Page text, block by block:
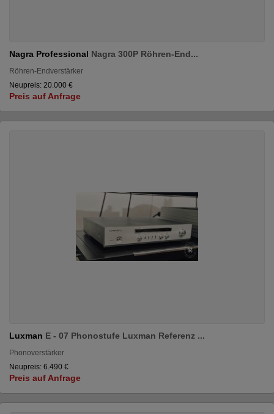
Nagra Professional Nagra 300P Röhren-End...
Röhren-Endverstärker
Neupreis: 20.000 €
Preis auf Anfrage
Luxman E - 07 Phonostufe Luxman Referenz ...
Phonoverstärker
Neupreis: 6.490 €
Preis auf Anfrage